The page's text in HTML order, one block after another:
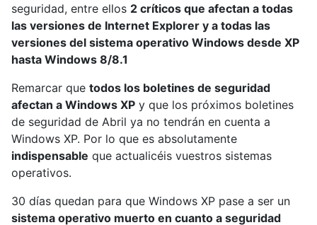
seguridad, entre ellos 2 críticos que afectan a todas
las versiones de Internet Explorer y a todas las
versiones del sistema operativo Windows desde XP
hasta Windows 8/8.1
Remarcar que todos los boletines de seguridad
afectan a Windows XP y que los próximos boletines
de seguridad de Abril ya no tendrán en cuenta a
Windows XP. Por lo que es absolutamente
indispensable que actualicéis vuestros sistemas
operativos.
30 días quedan para que Windows XP pase a ser un
sistema operativo muerto en cuanto a seguridad